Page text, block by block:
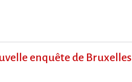
enquête de Bruxelles